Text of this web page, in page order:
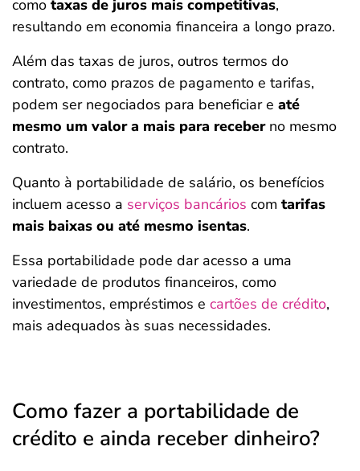
como taxas de juros mais competitivas,
resultando em economia financeira a longo prazo.
Além das taxas de juros, outros termos do
contrato, como prazos de pagamento e tarifas,
podem ser negociados para beneficiar e até
mesmo um valor a mais para receber no mesmo
contrato.
Quanto à portabilidade de salário, os benefícios
incluem acesso a serviços bancários com tarifas
mais baixas ou até mesmo isentas.
Essa portabilidade pode dar acesso a uma
variedade de produtos financeiros, como
investimentos, empréstimos e cartões de crédito,
mais adequados às suas necessidades.
Como fazer a portabilidade de
crédito e ainda receber dinheiro?